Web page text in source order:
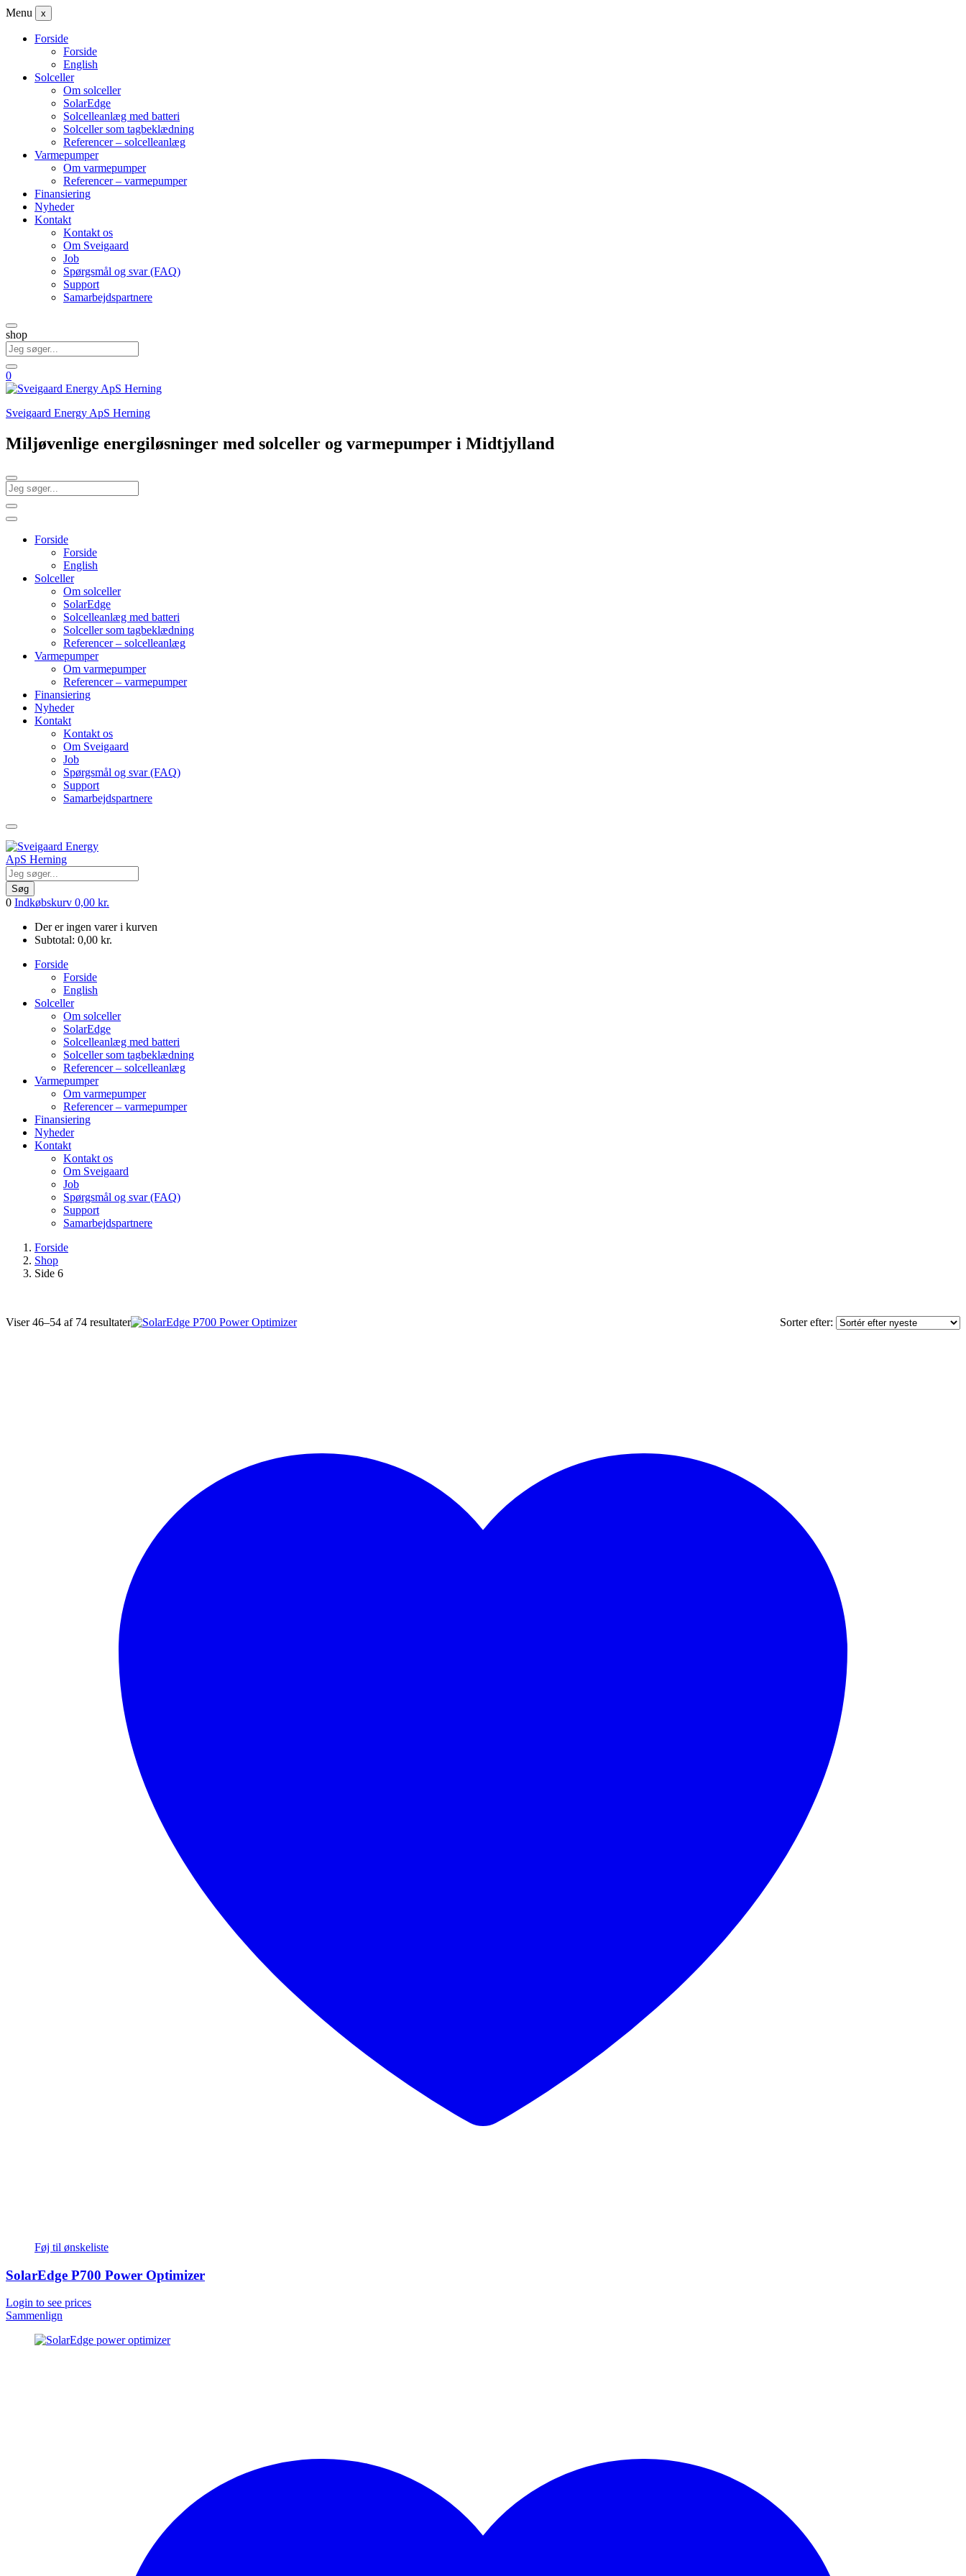
Menu x
Forside
Forside
English
Solceller
Om solceller
SolarEdge
Solcelleanlæg med batteri
Solceller som tagbeklædning
Referencer – solcelleanlæg
Varmepumper
Om varmepumper
Referencer – varmepumper
Finansiering
Nyheder
Kontakt
Kontakt os
Om Sveigaard
Job
Spørgsmål og svar (FAQ)
Support
Samarbejdspartnere
shop
0
Sveigaard Energy ApS Herning
Miljøvenlige energiløsninger med solceller og varmepumper i Midtjylland
Forside
Forside
English
Solceller
Om solceller
SolarEdge
Solcelleanlæg med batteri
Solceller som tagbeklædning
Referencer – solcelleanlæg
Varmepumper
Om varmepumper
Referencer – varmepumper
Finansiering
Nyheder
Kontakt
Kontakt os
Om Sveigaard
Job
Spørgsmål og svar (FAQ)
Support
Samarbejdspartnere
Søg
0 Indkøbskurv 0,00 kr.
Der er ingen varer i kurven
Subtotal: 0,00 kr.
Forside
Forside
English
Solceller
Om solceller
SolarEdge
Solcelleanlæg med batteri
Solceller som tagbeklædning
Referencer – solcelleanlæg
Varmepumper
Om varmepumper
Referencer – varmepumper
Finansiering
Nyheder
Kontakt
Kontakt os
Om Sveigaard
Job
Spørgsmål og svar (FAQ)
Support
Samarbejdspartnere
Forside
Shop
Side 6
Viser 46–54 af 74 resultaterSorteret
Sorter efter:
Føj til ønskeliste
SolarEdge P700 Power Optimizer
Login to see prices
Sammenlign